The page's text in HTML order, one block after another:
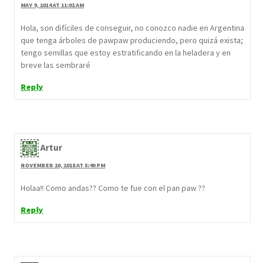
MAY 9, 2014 AT 11:02 AM
Hola, son difíciles de conseguir, no conozco nadie en Argentina
que tenga árboles de pawpaw produciendo, pero quizá exista;
tengo semillas que estoy estratificando en la heladera y en
breve las sembraré
Reply
Artur
NOVEMBER 20, 2018 AT 5:40 PM
Holaa!! Como andas?? Como te fue con el pan paw ??
Reply